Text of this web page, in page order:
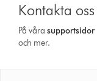
Kontakta oss
På vårasupport­sidor
och mer.